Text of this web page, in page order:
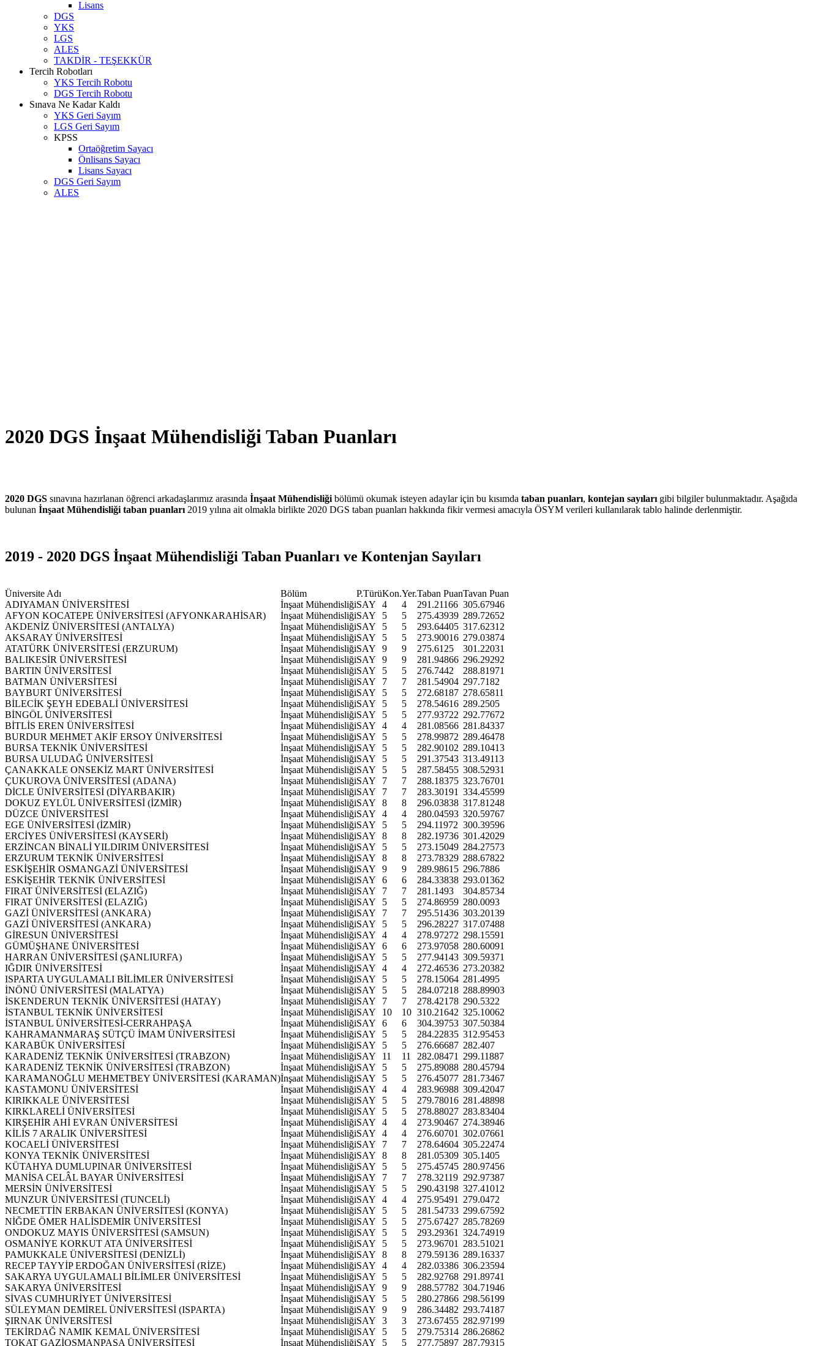
Lisans
DGS
YKS
LGS
ALES
TAKDİR - TEŞEKKÜR
Tercih Robotları
YKS Tercih Robotu
DGS Tercih Robotu
Sınava Ne Kadar Kaldı
YKS Geri Sayım
LGS Geri Sayım
KPSS
Ortaöğretim Sayacı
Önlisans Sayacı
Lisans Sayacı
DGS Geri Sayım
ALES
2020 DGS İnşaat Mühendisliği Taban Puanları
2020 DGS sınavına hazırlanan öğrenci arkadaşlarımız arasında İnşaat Mühendisliği bölümü okumak isteyen adaylar için bu kısımda taban puanları, kontejan sayıları gibi bilgiler bulunmaktadır. Aşağıda
bulunan İnşaat Mühendisliği taban puanları 2019 yılına ait olmakla birlikte 2020 DGS taban puanları hakkında fikir vermesi amacıyla ÖSYM verileri kullanılarak tablo halinde derlenmiştir.
2019 - 2020 DGS İnşaat Mühendisliği Taban Puanları ve Kontenjan Sayıları
Üniversite Adı Bölüm P.TürüKon.Yer.Taban PuanTavan Puan
ADIYAMAN ÜNİVERSİTESİ
İnşaat MühendisliğiSAY 4 4 291.21166 305.67946
AFYON KOCATEPE ÜNİVERSİTESİ (AFYONKARAHİSAR)
İnşaat MühendisliğiSAY 5 5 275.43939 289.72652
AKDENİZ ÜNİVERSİTESİ (ANTALYA)
İnşaat MühendisliğiSAY 5 5 293.64405 317.62312
AKSARAY ÜNİVERSİTESİ
İnşaat MühendisliğiSAY 5 5 273.90016 279.03874
ATATÜRK ÜNİVERSİTESİ (ERZURUM)
İnşaat MühendisliğiSAY 9 9 275.6125
301.22031
BALIKESİR ÜNİVERSİTESİ
İnşaat MühendisliğiSAY 9 9 281.94866 296.29292
BARTIN ÜNİVERSİTESİ
İnşaat MühendisliğiSAY 5 5 276.7442
288.81971
BATMAN ÜNİVERSİTESİ
İnşaat MühendisliğiSAY 7 7 281.54904 297.7182
BAYBURT ÜNİVERSİTESİ
İnşaat MühendisliğiSAY 5 5 272.68187 278.65811
BİLECİK ŞEYH EDEBALİ ÜNİVERSİTESİ
İnşaat MühendisliğiSAY 5 5 278.54616 289.2505
BİNGÖL ÜNİVERSİTESİ
İnşaat MühendisliğiSAY 5 5 277.93722 292.77672
BİTLİS EREN ÜNİVERSİTESİ
İnşaat MühendisliğiSAY 4 4 281.08566 281.84337
BURDUR MEHMET AKİF ERSOY ÜNİVERSİTESİ
İnşaat MühendisliğiSAY 5 5 278.99872 289.46478
BURSA TEKNİK ÜNİVERSİTESİ
İnşaat MühendisliğiSAY 5 5 282.90102 289.10413
BURSA ULUDAĞ ÜNİVERSİTESİ
İnşaat MühendisliğiSAY 5 5 291.37543 313.49113
ÇANAKKALE ONSEKİZ MART ÜNİVERSİTESİ
İnşaat MühendisliğiSAY 5 5 287.58455 308.52931
ÇUKUROVA ÜNİVERSİTESİ (ADANA)
İnşaat MühendisliğiSAY 7 7 288.18375 323.76701
DİCLE ÜNİVERSİTESİ (DİYARBAKIR)
İnşaat MühendisliğiSAY 7 7 283.30191 334.45599
DOKUZ EYLÜL ÜNİVERSİTESİ (İZMİR)
İnşaat MühendisliğiSAY 8 8 296.03838 317.81248
DÜZCE ÜNİVERSİTESİ
İnşaat MühendisliğiSAY 4 4 280.04593 320.59767
EGE ÜNİVERSİTESİ (İZMİR)
İnşaat MühendisliğiSAY 5 5 294.11972 300.39596
ERCİYES ÜNİVERSİTESİ (KAYSERİ)
İnşaat MühendisliğiSAY 8 8 282.19736 301.42029
ERZİNCAN BİNALİ YILDIRIM ÜNİVERSİTESİ
İnşaat MühendisliğiSAY 5 5 273.15049 284.27573
ERZURUM TEKNİK ÜNİVERSİTESİ
İnşaat MühendisliğiSAY 8 8 273.78329 288.67822
ESKİŞEHİR OSMANGAZİ ÜNİVERSİTESİ
İnşaat MühendisliğiSAY 9 9 289.98615 296.7886
ESKİŞEHİR TEKNİK ÜNİVERSİTESİ
İnşaat MühendisliğiSAY 6 6 284.33838 293.01362
FIRAT ÜNİVERSİTESİ (ELAZIĞ)
İnşaat MühendisliğiSAY 7 7 281.1493
304.85734
FIRAT ÜNİVERSİTESİ (ELAZIĞ)
İnşaat MühendisliğiSAY 5 5 274.86959 280.0093
GAZİ ÜNİVERSİTESİ (ANKARA)
İnşaat MühendisliğiSAY 7 7 295.51436 303.20139
GAZİ ÜNİVERSİTESİ (ANKARA)
İnşaat MühendisliğiSAY 5 5 296.28227 317.07488
GİRESUN ÜNİVERSİTESİ
İnşaat MühendisliğiSAY 4 4 278.97272 298.15591
GÜMÜŞHANE ÜNİVERSİTESİ
İnşaat MühendisliğiSAY 6 6 273.97058 280.60091
HARRAN ÜNİVERSİTESİ (ŞANLIURFA)
İnşaat MühendisliğiSAY 5 5 277.94143 309.59371
IĞDIR ÜNİVERSİTESİ
İnşaat MühendisliğiSAY 4 4 272.46536 273.20382
ISPARTA UYGULAMALI BİLİMLER ÜNİVERSİTESİ
İnşaat MühendisliğiSAY 5 5 278.15064 281.4995
İNÖNÜ ÜNİVERSİTESİ (MALATYA)
İnşaat MühendisliğiSAY 5 5 284.07218 288.89903
İSKENDERUN TEKNİK ÜNİVERSİTESİ (HATAY)
İnşaat MühendisliğiSAY 7 7 278.42178 290.5322
İSTANBUL TEKNİK ÜNİVERSİTESİ
İnşaat MühendisliğiSAY 10 10 310.21642 325.10062
İSTANBUL ÜNİVERSİTESİ-CERRAHPAŞA
İnşaat MühendisliğiSAY 6 6 304.39753 307.50384
KAHRAMANMARAŞ SÜTÇÜ İMAM ÜNİVERSİTESİ
İnşaat MühendisliğiSAY 5 5 284.22835 312.95453
KARABÜK ÜNİVERSİTESİ
İnşaat MühendisliğiSAY 5 5 276.66687 282.407
KARADENİZ TEKNİK ÜNİVERSİTESİ (TRABZON)
İnşaat MühendisliğiSAY 11 11 282.08471
299.11887
KARADENİZ TEKNİK ÜNİVERSİTESİ (TRABZON)
İnşaat MühendisliğiSAY 5 5 275.89088 280.45794
KARAMANOĞLU MEHMETBEY ÜNİVERSİTESİ (KARAMAN)İnşaat MühendisliğiSAY 5 5 276.45077 281.73467
KASTAMONU ÜNİVERSİTESİ
İnşaat MühendisliğiSAY 4 4 283.96988 309.42047
KIRIKKALE ÜNİVERSİTESİ
İnşaat MühendisliğiSAY 5 5 279.78016 281.48898
KIRKLARELİ ÜNİVERSİTESİ
İnşaat MühendisliğiSAY 5 5 278.88027 283.83404
KIRŞEHİR AHİ EVRAN ÜNİVERSİTESİ
İnşaat MühendisliğiSAY 4 4 273.90467 274.38946
KİLİS 7 ARALIK ÜNİVERSİTESİ
İnşaat MühendisliğiSAY 4 4 276.60701 302.07661
KOCAELİ ÜNİVERSİTESİ
İnşaat MühendisliğiSAY 7 7 278.64604 305.22474
KONYA TEKNİK ÜNİVERSİTESİ
İnşaat MühendisliğiSAY 8 8 281.05309 305.1405
KÜTAHYA DUMLUPINAR ÜNİVERSİTESİ
İnşaat MühendisliğiSAY 5 5 275.45745 280.97456
MANİSA CELÂL BAYAR ÜNİVERSİTESİ
İnşaat MühendisliğiSAY 7 7 278.32119 292.97387
MERSİN ÜNİVERSİTESİ
İnşaat MühendisliğiSAY 5 5 290.43198 327.41012
MUNZUR ÜNİVERSİTESİ (TUNCELİ)
İnşaat MühendisliğiSAY 4 4 275.95491
279.0472
NECMETTİN ERBAKAN ÜNİVERSİTESİ (KONYA)
İnşaat MühendisliğiSAY 5 5 281.54733 299.67592
NİĞDE ÖMER HALİSDEMİR ÜNİVERSİTESİ
İnşaat MühendisliğiSAY 5 5 275.67427 285.78269
ONDOKUZ MAYIS ÜNİVERSİTESİ (SAMSUN)
İnşaat MühendisliğiSAY 5 5 293.29361 324.74919
OSMANİYE KORKUT ATA ÜNİVERSİTESİ
İnşaat MühendisliğiSAY 5 5 273.96701
283.51021
PAMUKKALE ÜNİVERSİTESİ (DENİZLİ)
İnşaat MühendisliğiSAY 8 8 279.59136 289.16337
RECEP TAYYİP ERDOĞAN ÜNİVERSİTESİ (RİZE)
İnşaat MühendisliğiSAY 4 4 282.03386 306.23594
SAKARYA UYGULAMALI BİLİMLER ÜNİVERSİTESİ
İnşaat MühendisliğiSAY 5 5 282.92768 291.89741
SAKARYA ÜNİVERSİTESİ
İnşaat MühendisliğiSAY 9 9 288.57782 304.71946
SİVAS CUMHURİYET ÜNİVERSİTESİ
İnşaat MühendisliğiSAY 5 5 280.27866 298.56199
SÜLEYMAN DEMİREL ÜNİVERSİTESİ (ISPARTA)
İnşaat MühendisliğiSAY 9 9 286.34482 293.74187
ŞIRNAK ÜNİVERSİTESİ
İnşaat MühendisliğiSAY 3 3 273.67455 282.97199
TEKİRDAĞ NAMIK KEMAL ÜNİVERSİTESİ
İnşaat MühendisliğiSAY 5 5 279.75314 286.26862
TOKAT GAZİOSMANPAŞA ÜNİVERSİTESİ
İnşaat MühendisliğiSAY 5 5 277.75897 287.79315